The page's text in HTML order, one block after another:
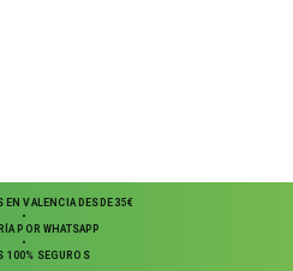
EN VALENCIA DESDE 35€
•
POR WHATSAPP
•
100% SEGUROS